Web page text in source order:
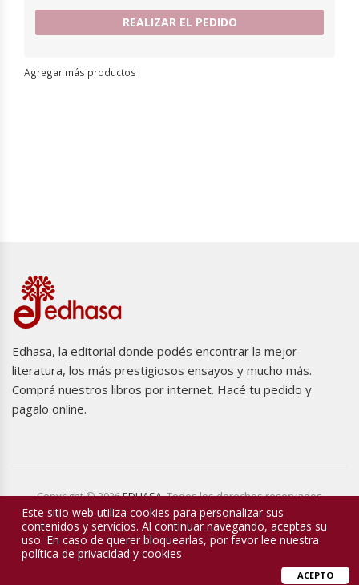
REALIZAR EL PEDIDO
Agregar más productos
Edhasa, la editorial donde podés encontrar la mejor
literatura, los más prestigiosos ensayos y mucho más.
Comprá nuestros libros por internet. Hacé tu pedido y
pagalo online.
Copyright © 2026EDHASA. Todos los derechos reservados
Este sitio web utiliza cookies para personalizar sus
contenidos y servicios. Al continuar navegando, aceptas su
uso. En caso de querer bloquearlas, por favor lee nuestra
política de privacidad y cookies
ACEPTO